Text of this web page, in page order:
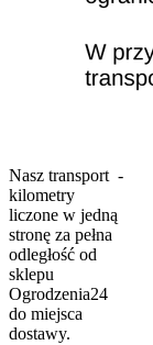
Nasz transport -
kilometry
liczone w jedną
stronę za pełna
odległość od
sklepu
Ogrodzenia24
do miejsca
dostawy.